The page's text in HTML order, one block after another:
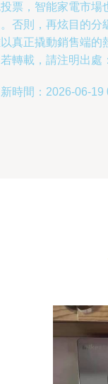
票，智能家電市場
否則，再炫目的分
真正撬動銷售端的
轉載，請注明出處
時間：2026-06-19